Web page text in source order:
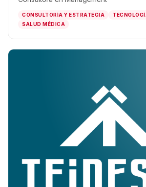
CONSULTORÍA Y ESTRATEGIA
SALUD MÉDICA